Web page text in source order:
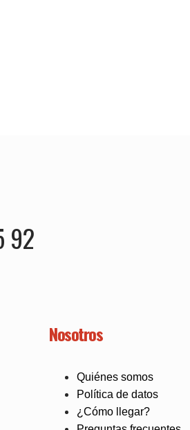
92
Nosotros
Quiénes somos
Política de datos
¿Cómo llegar?